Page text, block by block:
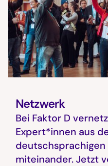
Netzwerk
Bei Faktor D
Expert*innen aus
miteinander. Jetzt